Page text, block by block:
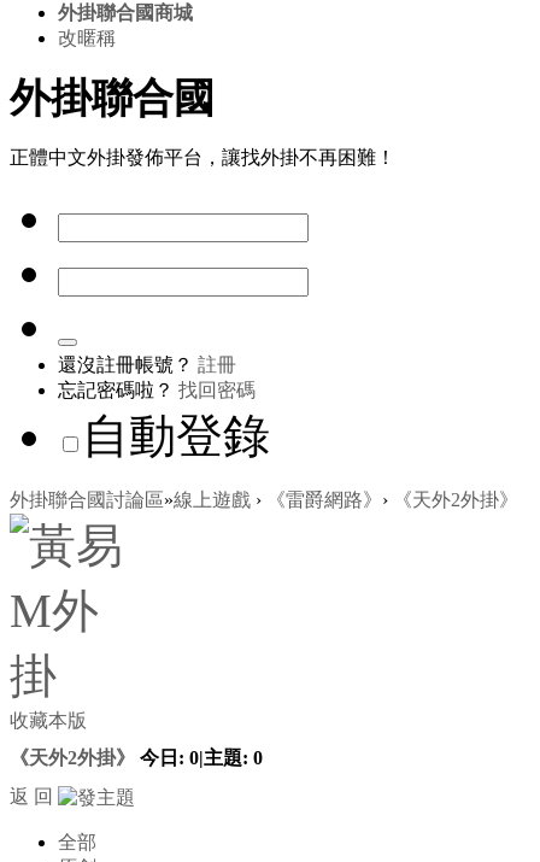
外掛聯合國商城
改暱稱
外掛聯合國
正體中文外掛發佈平台，讓找外掛不再困難！
還沒註冊帳號？ 註冊
忘記密碼啦？ 找回密碼
自動登錄
外掛聯合國討論區»線上遊戲 › 《雷爵網路》 › 《天外2外掛》
收藏本版
《天外2外掛》
今日: 0|主題: 0
返 回
全部